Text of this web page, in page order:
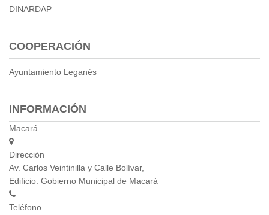
DINARDAP
COOPERACIÓN
Ayuntamiento Leganés
INFORMACIÓN
Macará
Dirección
Av. Carlos Veintinilla y Calle Bolívar,
Edificio. Gobierno Municipal de Macará
Teléfono
CPCCS
Empresa Pública de Vivienda
Biblioteca
P.A.C. - P.O.A.
GACETA TRIBUTARIA
Ordenanzas/Resoluciones
Cumplimiento LOTAIP
Concurso de Méritos
Concursos 2016
Servicio